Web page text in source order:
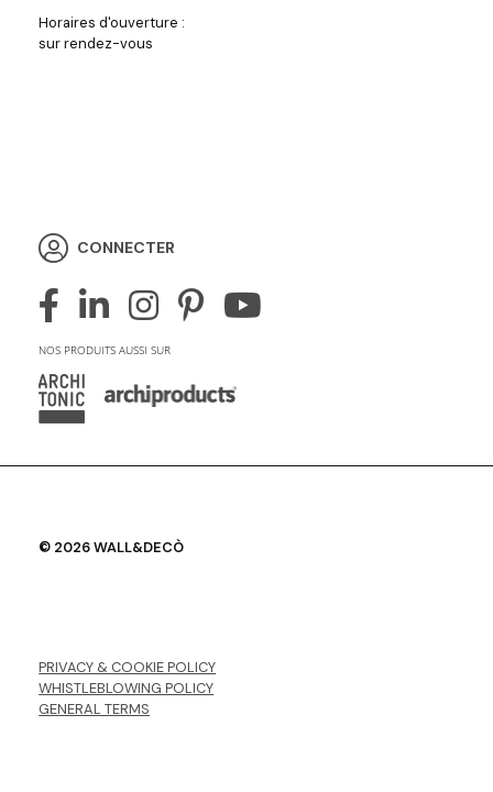
Horaires d'ouverture :
sur rendez-vous
CONNECTER
NOS PRODUITS AUSSI SUR
© 2026 WALL&DECÒ
PRIVACY & COOKIE POLICY
WHISTLEBLOWING POLICY
GENERAL TERMS